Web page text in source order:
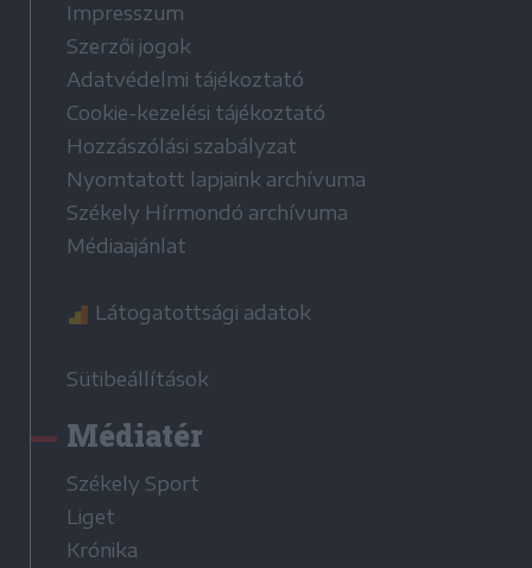
Impresszum
Szerzői jogok
Adatvédelmi tájékoztató
Cookie-kezelési tájékoztató
Hozzászólási szabályzat
Nyomtatott lapjaink archívuma
Székely Hírmondó archívuma
Médiaajánlat
Látogatottsági adatok
Sütibeállítások
Médiatér
Székely Sport
Liget
Krónika